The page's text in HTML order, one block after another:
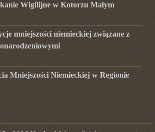
Wigilijne w Kotorzu Małym
mniejszości niemieckiej związane z
Mniejszości Niemieckiej w Regionie